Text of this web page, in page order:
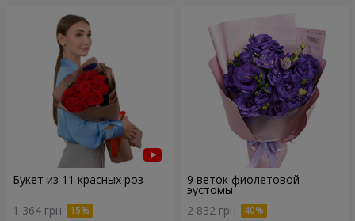
Букет из 11 красных роз
1 364 грн
9 веток фиолетовой
эустомы
2 832 грн